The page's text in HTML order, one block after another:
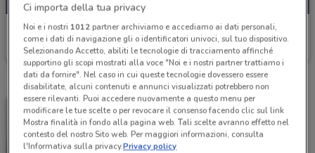
Veneta Cucine
Scade il 31/12
Ci importa della tua privacy
Noi e i nostri 1012partner archiviamo e accediamo ai dati personali,
come i dati di navigazione gli o identificatori univoci, sul tuo dispositivo.
Selezionando Accetto, abiliti le tecnologie di tracciamento affinché
supportino gli scopi mostrati alla voce "Noi e i nostri partner trattiamo i
dati da fornire". Nel caso in cui queste tecnologie dovessero essere
disabilitate, alcuni contenuti e annunci visualizzati potrebbero non
essere rilevanti. Puoi accedere nuovamente a questo menu per
modificare le tue scelte o per revocare il consenso facendo clic sul link
Mostra finalità in fondo alla pagina web. Tali scelte avranno effetto nel
contesto del nostro Sito web. Per maggiori informazioni, consulta
l'Informativa sulla privacy.Privacy policy